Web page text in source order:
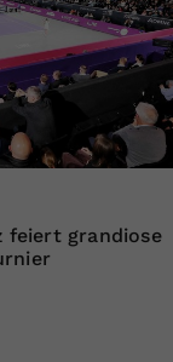
feiert grandiose